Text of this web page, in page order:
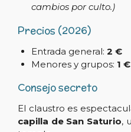
cambios por culto.)
Precios (2026)
Entrada general: 2 €
Menores y grupos: 1 €
Consejo secreto
El claustro es
capilla de San Saturio,